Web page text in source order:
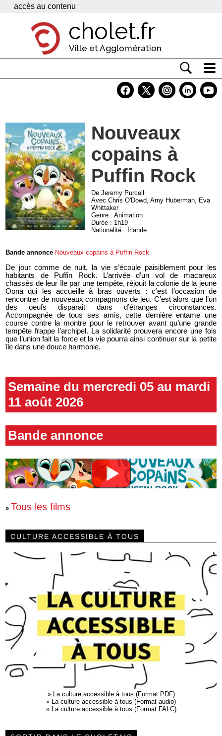
Panneau de gestion des cookies
accès au contenu
cholet.fr
Ville et Agglomération
Economie
Services
Contacts
Nouveaux
copains à
Puffin Rock
De Jeremy Purcell
Avec Chris O'Dowd, Amy Huberman, Eva
Whittaker
Genre : Animation
Durée : 1h19
Nationalité : Irlande
Bande annonce Nouveaux copains à Puffin Rock
De jour comme de nuit, la vie s’écoule paisiblement pour les
habitants de Puffin Rock. L’arrivée d’un vol de macareux
chassés de leur île par une tempête, réjouit la colonie de la jeune
Oona qui les accueille à bras ouverts : c’est l’occasion de
rencontrer de nouveaux compagnons de jeu. C’est alors que l’un
des oeufs disparait dans d’étranges circonstances.
Accompagnée de tous ses amis, cette dernière entame une
course contre la montre pour le retrouver avant qu’une grande
tempête frappe l’archipel. La solidarité prouvera encore une fois
que l’union fait la force et la vie pourra ainsi continuer sur la petite
île dans une douce harmonie.
Semaine du mercredi 05 au mardi
11 août 2026
Bande annonce
» Tous les films
CULTURE ACCESSIBLE À TOUS
» La culture accessible à tous (Format PDF)
» La culture accessible à tous (Format audio)
» La culture accessible à tous (Format FALC)